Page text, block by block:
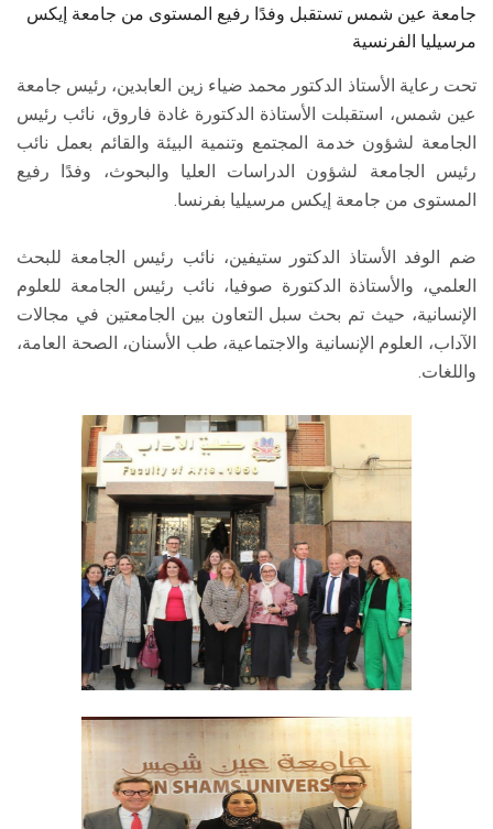
جامعة عين شمس تستقبل وفدًا رفيع المستوى من جامعة إيكس
مرسيليا الفرنسية
تحت رعاية الأستاذ الدكتور محمد ضياء زين العابدين، رئيس جامعة
عين شمس، استقبلت الأستاذة الدكتورة غادة فاروق، نائب رئيس
الجامعة لشؤون خدمة المجتمع وتنمية البيئة والقائم بعمل نائب
رئيس الجامعة لشؤون الدراسات العليا والبحوث، وفدًا رفيع
المستوى من جامعة إيكس مرسيليا بفرنسا.
ضم الوفد الأستاذ الدكتور ستيفين، نائب رئيس الجامعة للبحث
العلمي، والأستاذة الدكتورة صوفيا، نائب رئيس الجامعة للعلوم
الإنسانية، حيث تم بحث سبل التعاون بين الجامعتين في مجالات
الآداب، العلوم الإنسانية والاجتماعية، طب الأسنان، الصحة العامة،
واللغات.